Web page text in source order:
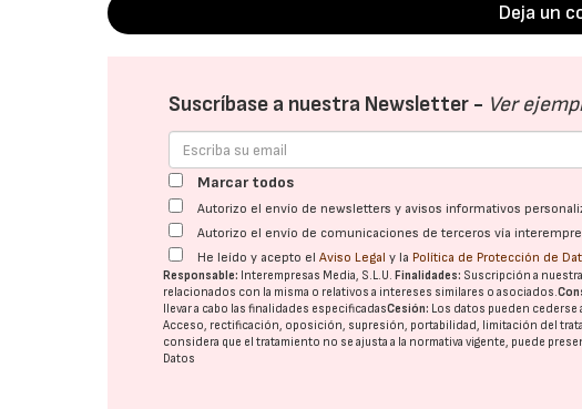
Deja un
Suscríbase a nuestra Newsletter - Ver
Marcar todos
Autorizo el envío de newsletters y avisos informativos
Autorizo el envío de comunicaciones de terceros vía
He leído y acepto elAviso Legal y la Política de Protección de
Responsable: Interempresas Media, S.L.U. Finalidades: Suscripción a
relacionados con la misma o relativos a intereses similares o asociados.
llevar a cabo las finalidades especificadasCesión: Los datos pueden cederse
Acceso, rectificación, oposición, supresión, portabilidad, limitación del
considera que el tratamiento no se ajusta a la normativa vigente, puede
Datos